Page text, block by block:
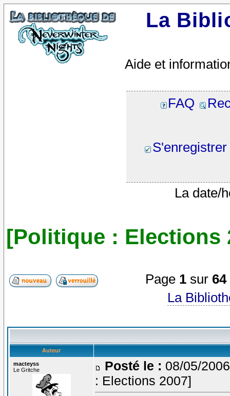
La
Aide et
FAQ
S'enregistrer
La date/
[Politique : Elections
Page 1 sur 64
La
Auteur
macteyss
Le Gritche
Posté le : 08/05/
: Elections 2007]